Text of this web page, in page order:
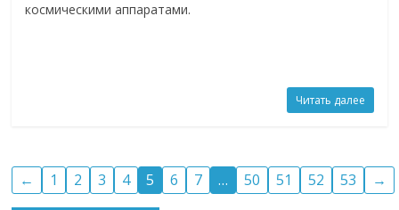
космическими аппаратами.
Читать далее
← 1 2 3 4 5 6 7 … 50 51 52 53 →